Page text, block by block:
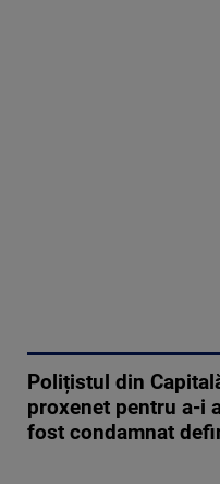
Polițistul din
proxenet pentru a-i
fost condamnat